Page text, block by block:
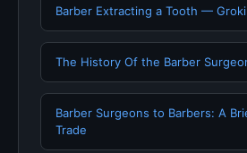
Barber Extracting a Tooth —
The History Of the Barber
Barber Surgeons to Barbers: A
Trade